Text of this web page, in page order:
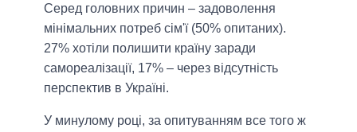
Серед головних причин – задоволення
мінімальних потреб сім'ї (50% опитаних).
27% хотіли полишити країну заради
самореалізації, 17% – через відсутність
перспектив в Україні.
У минулому році, за опитуванням все того ж